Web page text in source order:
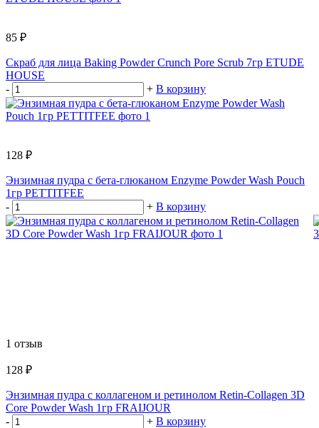
85 ₽
Скраб для лица Baking Powder Crunch Pore Scrub 7гр ETUDE
HOUSE
-
+ В корзину
128 ₽
Энзимная пудра с бета-глюканом Enzyme Powder Wash Pouch
1гр PETTITFEE
-
+ В корзину
1 отзыв
128 ₽
Энзимная пудра с коллагеном и ретинолом Retin-Collagen 3D
Core Powder Wash 1гр FRAIJOUR
-
+ В корзину